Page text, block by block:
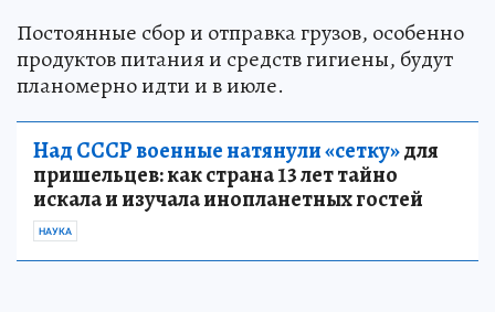
Постоянные сбор и отправка грузов, особенно
продуктов питания и средств гигиены, будут
планомерно идти и в июле.
Над СССР военные натянули «сетку»для
пришельцев: как страна 13 лет тайно
искала и изучала инопланетных гостей
НАУКА